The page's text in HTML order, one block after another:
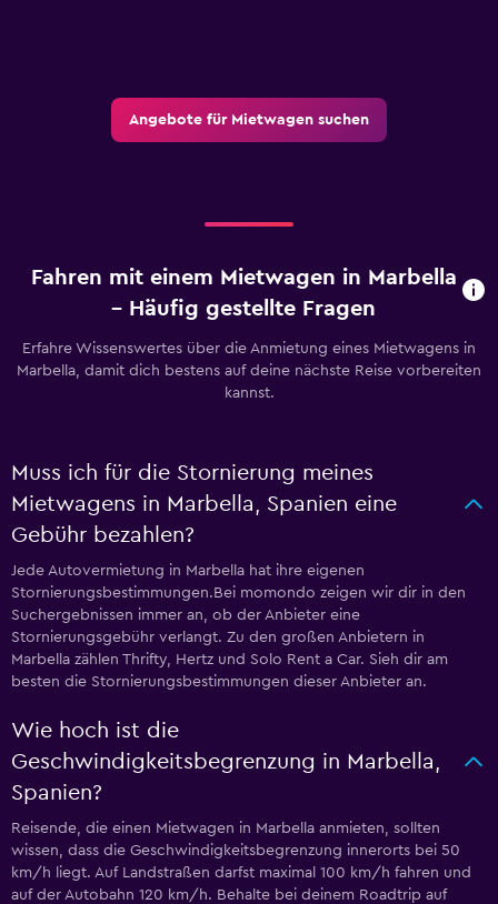
Angebote für Mietwagen suchen
Fahren mit einem Mietwagen in Marbella
– Häufig gestellte Fragen
Erfahre Wissenswertes über die Anmietung eines Mietwagens in
Marbella, damit dich bestens auf deine nächste Reise vorbereiten
kannst.
Muss ich für die Stornierung meines
Mietwagens in Marbella, Spanien eine
Gebühr bezahlen?
Jede Autovermietung in Marbella hat ihre eigenen
Stornierungsbestimmungen.Bei momondo zeigen wir dir in den
Suchergebnissen immer an, ob der Anbieter eine
Stornierungsgebühr verlangt. Zu den großen Anbietern in
Marbella zählen Thrifty, Hertz und Solo Rent a Car. Sieh dir am
besten die Stornierungsbestimmungen dieser Anbieter an.
Wie hoch ist die
Geschwindigkeitsbegrenzung in Marbella,
Spanien?
Reisende, die einen Mietwagen in Marbella anmieten, sollten
wissen, dass die Geschwindigkeitsbegrenzung innerorts bei 50
km/h liegt. Auf Landstraßen darfst maximal 100 km/h fahren und
auf der Autobahn 120 km/h. Behalte bei deinem Roadtrip auf